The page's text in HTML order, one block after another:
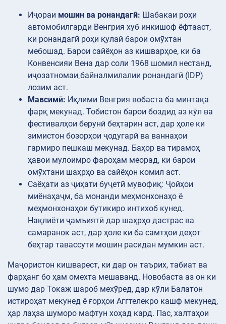
Иҷораи мошин ва ронандагӣ: Шабакаи роҳи
автомобилгарди Венгрия хуб инкишоф ёфтааст,
ки ронандагӣ роҳи қулай барои омӯхтан
мебошад. Барои сайёҳон аз кишварҳое, ки ба
Конвенсияи Вена дар соли 1968 шомил нестанд,
иҷозатномаи байналмилалии ронандагӣ (IDP)
лозим аст.
Мавсимӣ: Иқлими Венгрия вобаста ба минтақа
фарқ мекунад. Тобистон барои боздид аз кӯл ва
фестивалҳои берунӣ беҳтарин аст, дар ҳоле ки
зимистон бозорҳои ҷодугарӣ ва ваннаҳои
гармиро пешкаш мекунад. Баҳор ва тирамоҳ
ҳавои мулоимро фароҳам меорад, ки барои
омӯхтани шаҳрҳо ва сайёҳон комил аст.
Саёҳати аз ҷиҳати буҷетӣ мувофиқ: Ҷойҳои
миёнаҳаҷм, ба монанди меҳмонхонаҳо ё
меҳмонхонаҳои бутикиро интихоб кунед.
Нақлиёти ҷамъиятӣ дар шаҳрҳо дастрас ва
самаранок аст, дар ҳоле ки ба самтҳои деҳот
беҳтар тавассути мошин расидан мумкин аст.
Маҷористон кишварест, ки дар он таърих, табиат ва
фарҳанг бо ҳам омехта мешаванд. Новобаста аз он ки
шумо дар Токаж шароб мехӯред, дар кӯли Балатон
истироҳат мекунед ё ғорҳои Аггтелекро кашф мекунед,
ҳар лаҳза шуморо мафтун хоҳад кард. Пас, халтаҳои